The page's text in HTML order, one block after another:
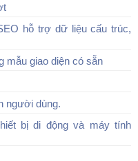
hỗ trợ dữ liệu cấu trúc,
mẫu giao diện có sẵn
người dùng.
bị di động và máy tính